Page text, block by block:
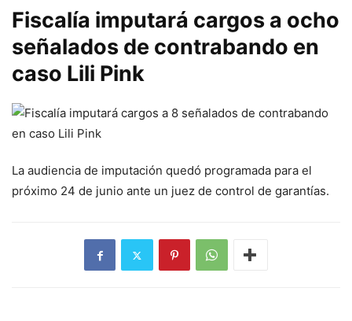
Fiscalía imputará cargos a ocho
señalados de contrabando en
caso Lili Pink
La audiencia de imputación quedó programada para el
próximo 24 de junio ante un juez de control de garantías.